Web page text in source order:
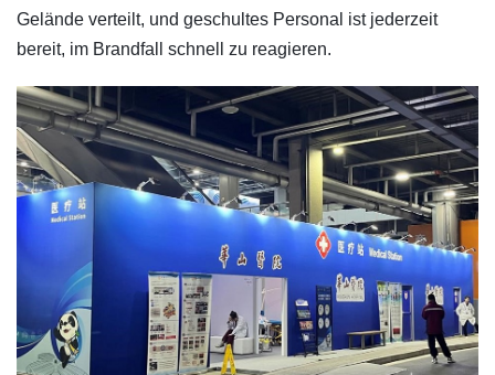
Gelände verteilt, und geschultes Personal ist jederzeit
bereit, im Brandfall schnell zu reagieren.